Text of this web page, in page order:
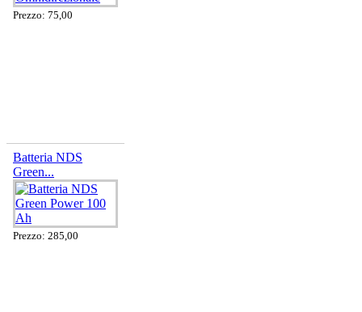
Prezzo: 75,00
Batteria NDS
Green...
Prezzo: 285,00